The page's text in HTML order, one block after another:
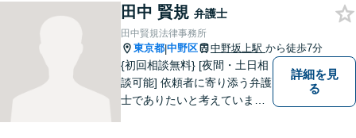
やかに案件に取り組みます。
田中 賢規 弁護士
田中賢規法律事務所
東京都|中野区 中野坂上駅 から徒歩7分
{初回相談無料} [夜間・土日相
談可能] 依頼者に寄り添う弁護
士でありたいと考えていま
詳細を見
る